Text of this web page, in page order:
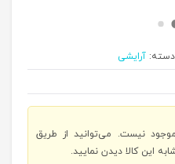
دسته:آرایشی
نیست. می‌توانید از طریق
این کالا دیدن نمایید.